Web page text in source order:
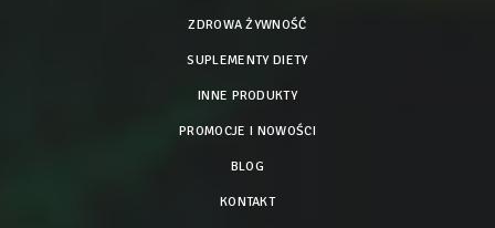
ZDROWA ŻYWNOŚĆ
SUPLEMENTY DIETY
INNE PRODUKTY
PROMOCJE I NOWOŚCI
BLOG
KONTAKT